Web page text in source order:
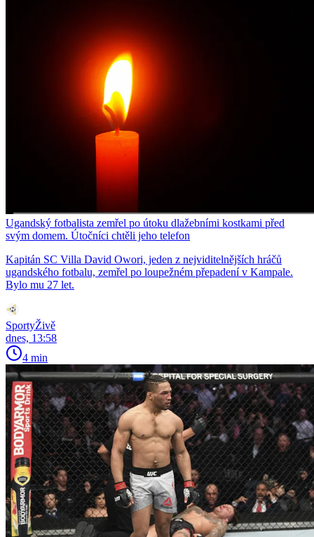
Ugandský fotbalista zemřel po útoku dlažebními kostkami před
svým domem. Útočníci chtěli jeho telefon
Kapitán SC Villa David Owori, jeden z nejviditelnějších hráčů
ugandského fotbalu, zemřel po loupežném přepadení v Kampale.
Bylo mu 27 let.
SportyŽivě
dnes, 13:58
4 min